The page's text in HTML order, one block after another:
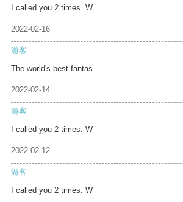
I called you 2 times. W
2022-02-16
游客
The world's best fantas
2022-02-14
游客
I called you 2 times. W
2022-02-12
游客
I called you 2 times. W